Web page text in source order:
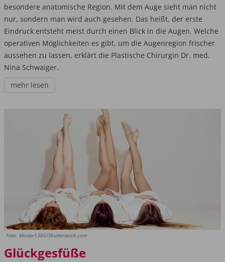
besondere anatomische Region. Mit dem Auge sieht man nicht
nur, sondern man wird auch gesehen. Das heißt, der erste
Eindruck entsteht meist durch einen Blick in die Augen. Welche
operativen Möglichkeiten es gibt, um die Augenregion frischer
aussehen zu lassen, erklärt die Plastische Chirurgin Dr. med.
Nina Schwaiger.
mehr lesen
Foto: Master1305/Shutterstock.com
Glückgesfüße